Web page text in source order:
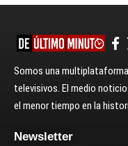
Somos una
televisivos. El medio
el menor tiempo en la
Newsletter